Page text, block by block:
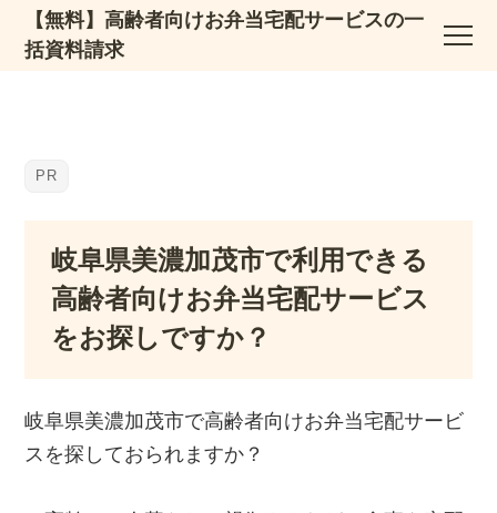
【無料】高齢者向けお弁当宅配サービスの一
括資料請求
岐阜県美濃加茂市で利用できる
高齢者向けお弁当宅配サービス
をお探しですか？
岐阜県美濃加茂市で高齢者向けお弁当宅配サービ
スを探しておられますか？